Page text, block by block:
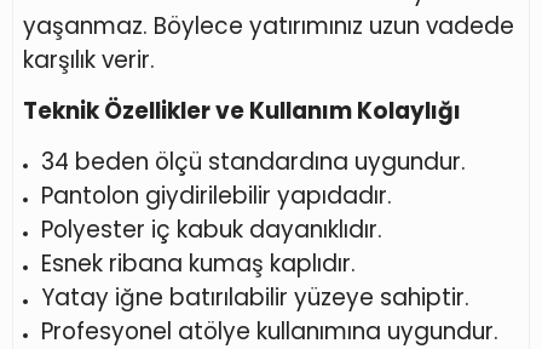
yaşanmaz. Böylece yatırımınız uzun vadede
karşılık verir.
Teknik Özellikler ve Kullanım Kolaylığı
34 beden ölçü standardına uygundur.
Pantolon giydirilebilir yapıdadır.
Polyester iç kabuk dayanıklıdır.
Esnek ribana kumaş kaplıdır.
Yatay iğne batırılabilir yüzeye sahiptir.
Profesyonel atölye kullanımına uygundur.